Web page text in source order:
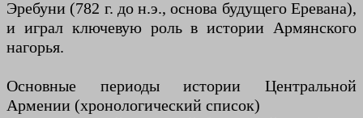
Эребуни (782 г. до н.э., основа будущего Еревана),
и играл ключевую роль в истории Армянского
нагорья.
Основные периоды истории Центральной
Армении (хронологический список)